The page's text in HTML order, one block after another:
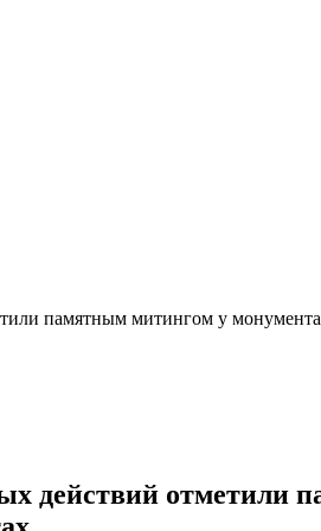
памятным митингом у
действий